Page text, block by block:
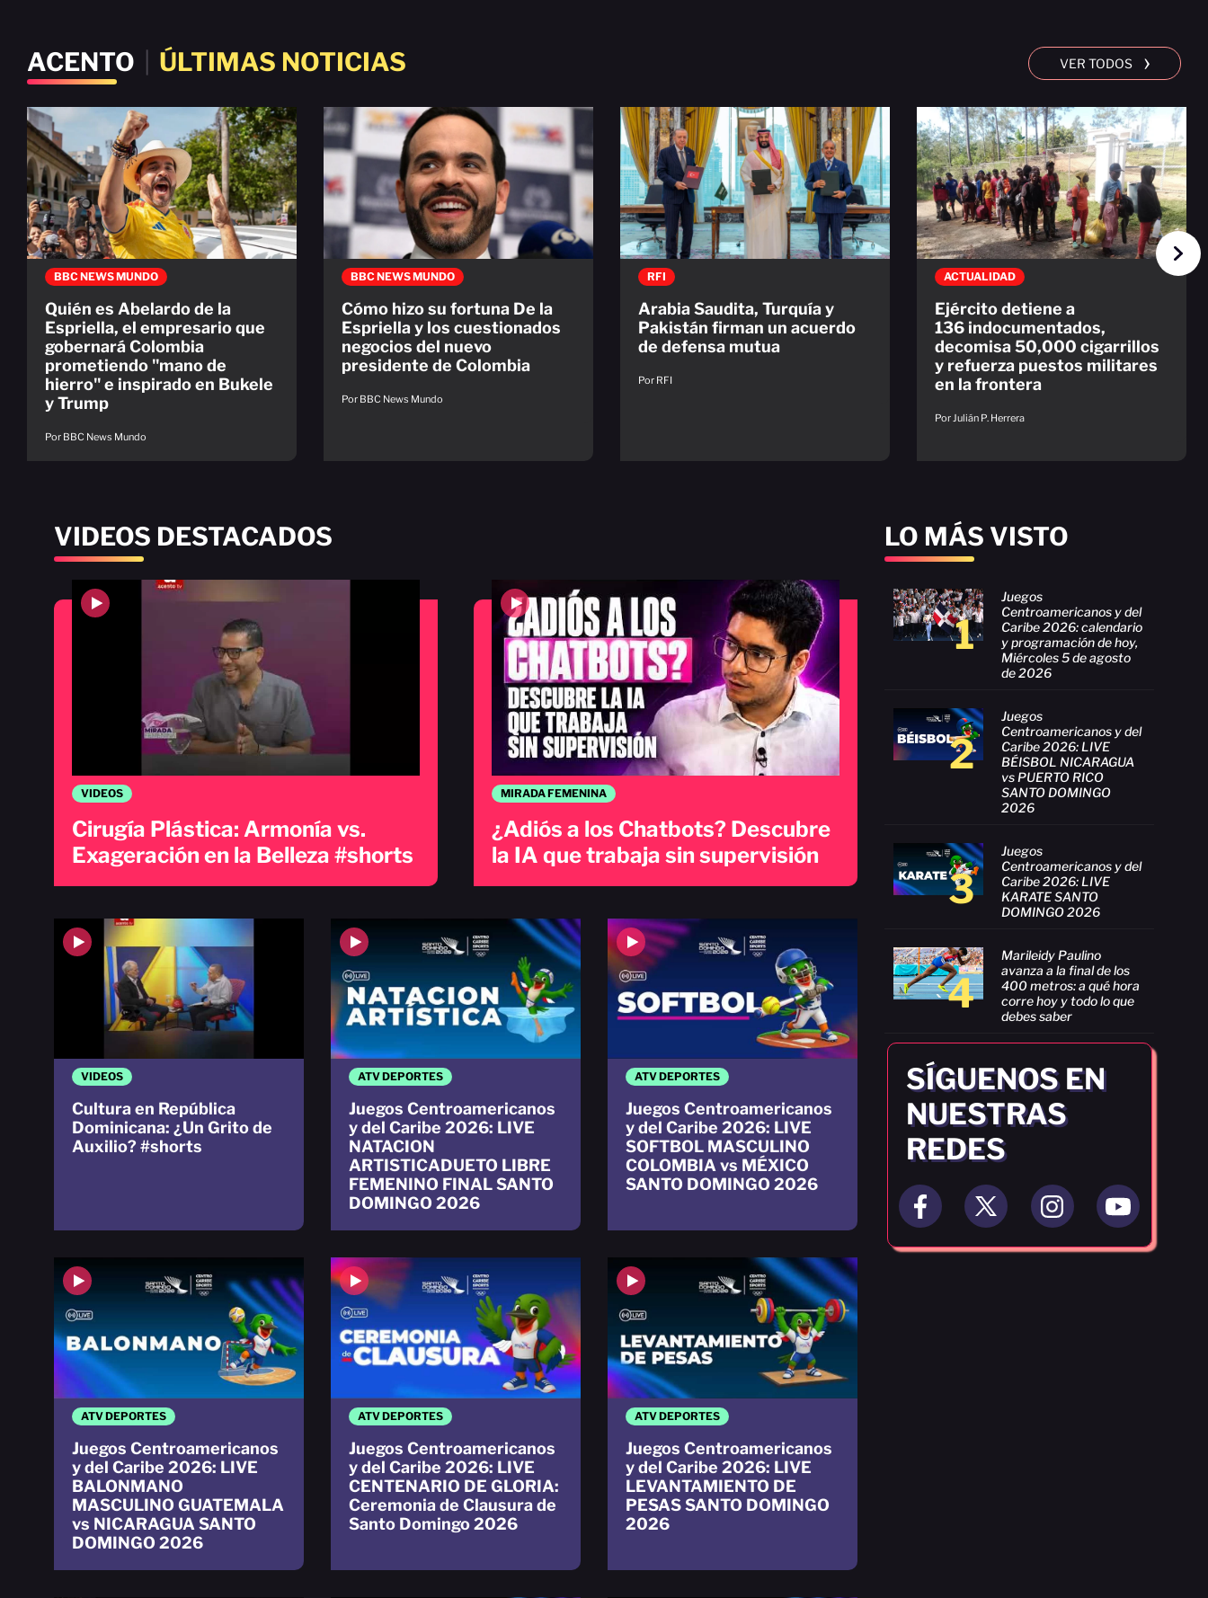
ACENTO ÚLTIMAS NOTICIAS VER TODOS ›
BBC NEWS MUNDO
Quién es Abelardo de la
Espriella, el empresario que
gobernará Colombia
prometiendo "mano de
hierro" e inspirado en Bukele
y Trump
Por BBC News Mundo
BBC NEWS MUNDO
Cómo hizo su fortuna De la
Espriella y los cuestionados
negocios del nuevo
presidente de Colombia
Por BBC News Mundo
RFI
Arabia Saudita, Turquía y
Pakistán firman un acuerdo
de defensa mutua
Por RFI
ACTUALIDAD
Ejército detiene a
136 indocumentados,
decomisa 50,000 cigarrillos
y refuerza puestos militares
en la frontera
Por Julián P. Herrera
LO MÁS VISTO
1
Juegos
Centroamericanos y del
Caribe 2026: calendario
y programación de hoy,
Miércoles 5 de agosto
de 2026
2
Juegos
Centroamericanos y del
Caribe 2026: LIVE
BÉISBOL NICARAGUA
vs PUERTO RICO
SANTO DOMINGO
2026
3
Juegos
Centroamericanos y del
Caribe 2026: LIVE
KARATE SANTO
DOMINGO 2026
4
Marileidy Paulino
avanza a la final de los
400 metros: a qué hora
corre hoy y todo lo que
debes saber
SÍGUENOS EN
NUESTRAS
REDES
VIDEOS DESTACADOS
VIDEOS
Cirugía Plástica: Armonía vs.
Exageración en la Belleza #shorts
MIRADA FEMENINA
¿Adiós a los Chatbots? Descubre
la IA que trabaja sin supervisión
VIDEOS
Cultura en República
Dominicana: ¿Un Grito de
Auxilio? #shorts
ATV DEPORTES
Juegos Centroamericanos
y del Caribe 2026: LIVE
NATACION
ARTISTICADUETO LIBRE
FEMENINO FINAL SANTO
DOMINGO 2026
ATV DEPORTES
Juegos Centroamericanos
y del Caribe 2026: LIVE
SOFTBOL MASCULINO
COLOMBIA vs MÉXICO
SANTO DOMINGO 2026
ATV DEPORTES
Juegos Centroamericanos
y del Caribe 2026: LIVE
BALONMANO
MASCULINO GUATEMALA
vs NICARAGUA SANTO
DOMINGO 2026
ATV DEPORTES
Juegos Centroamericanos
y del Caribe 2026: LIVE
CENTENARIO DE GLORIA:
Ceremonia de Clausura de
Santo Domingo 2026
ATV DEPORTES
Juegos Centroamericanos
y del Caribe 2026: LIVE
LEVANTAMIENTO DE
PESAS SANTO DOMINGO
2026